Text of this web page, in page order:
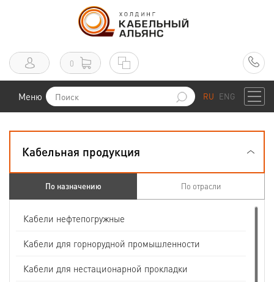
0
Меню RU ENG
Кабельная продукция
По назначению По отрасли
Кабели нефтепогружные
Кабели для горнорудной промышленности
Кабели для нестационарной прокладки